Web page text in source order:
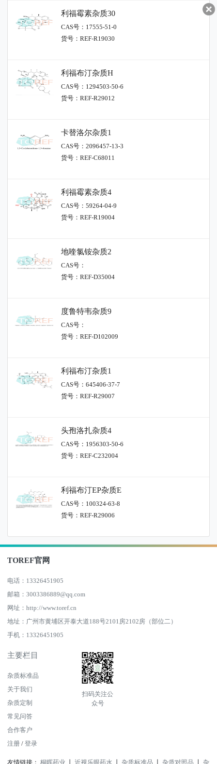
利福霉素杂质30
CAS号：17555-51-0
货号：REF-R19030
利福布汀杂质H
CAS号：1294503-50-6
货号：REF-R29012
卡替洛尔杂质1
CAS号：2096457-13-3
货号：REF-C68011
利福霉素杂质4
CAS号：59264-04-9
货号：REF-R19004
地喹氯铵杂质2
CAS号：
货号：REF-D35004
度鲁特韦杂质9
CAS号：
货号：REF-D102009
利福布汀杂质1
CAS号：645406-37-7
货号：REF-R29007
头孢洛扎杂质4
CAS号：1956303-50-6
货号：REF-C232004
利福布汀EP杂质E
CAS号：100324-63-8
货号：REF-R29006
TOREF官网
电话：13326451905
邮箱：3003386889@qq.com
网址：http://www.toref.cn
地址：广州市黄埔区开泰大道188号2101房2102房（部位二）
手机：13326451905
主要栏目
杂质标准品
关于我们
杂质定制
常见问答
合作客户
注册 / 登录
扫码关注公
众号